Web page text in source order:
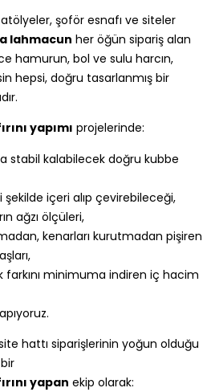
şoför esnafı ve siteler
lahmacun her öğün sipariş alan
hamurun, bol ve sulu harcın,
hepsi, doğru tasarlanmış bir
yapımı projelerinde:
stabil kalabilecek doğru kubbe
şekilde içeri alıp çevirebileceği,
ağzı ölçüleri,
kenarları kurutmadan pişiren
farkını minimuma indiren iç hacim
hattı siparişlerinin yoğun olduğu
yapan ekip olarak: